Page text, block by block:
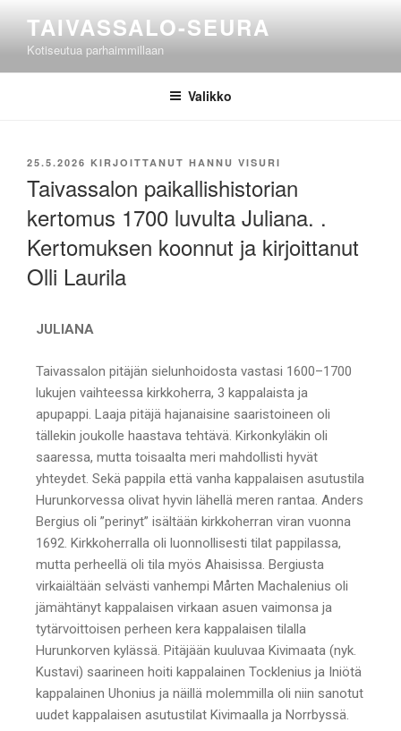
TAIVASSALO-SEURA
Kotiseutua parhaimmillaan
Valikko
25.5.2026 KIRJOITTANUT HANNU VISURI
Taivassalon paikallishistorian
kertomus 1700 luvulta Juliana. .
Kertomuksen koonnut ja kirjoittanut
Olli Laurila
JULIANA
Taivassalon pitäjän sielunhoidosta vastasi 1600–1700
lukujen vaihteessa kirkkoherra, 3 kappalaista ja
apupappi. Laaja pitäjä hajanaisine saaristoineen oli
tällekin joukolle haastava tehtävä. Kirkonkyläkin oli
saaressa, mutta toisaalta meri mahdollisti hyvät
yhteydet. Sekä pappila että vanha kappalaisen asutustila
Hurunkorvessa olivat hyvin lähellä meren rantaa. Anders
Bergius oli ”perinyt” isältään kirkkoherran viran vuonna
1692. Kirkkoherralla oli luonnollisesti tilat pappilassa,
mutta perheellä oli tila myös Ahaisissa. Bergiusta
virkaiältään selvästi vanhempi Mårten Machalenius oli
jämähtänyt kappalaisen virkaan asuen vaimonsa ja
tytärvoittoisen perheen kera kappalaisen tilalla
Hurunkorven kylässä. Pitäjään kuuluvaa Kivimaata (nyk.
Kustavi) saarineen hoiti kappalainen Tocklenius ja Iniötä
kappalainen Uhonius ja näillä molemmilla oli niin sanotut
uudet kappalaisen asutustilat Kivimaalla ja Norrbyssä.